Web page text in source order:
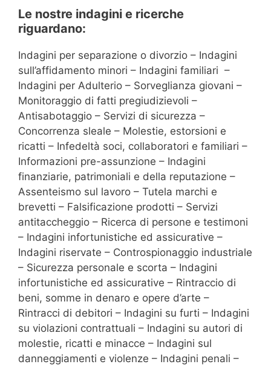
Le nostre indagini e ricerche
riguardano:
Indagini per separazione o divorzio – Indagini
sull’affidamento minori – Indagini familiari –
Indagini per Adulterio – Sorveglianza giovani –
Monitoraggio di fatti pregiudizievoli –
Antisabotaggio – Servizi di sicurezza –
Concorrenza sleale – Molestie, estorsioni e
ricatti – Infedeltà soci, collaboratori e familiari –
Informazioni pre-assunzione – Indagini
finanziarie, patrimoniali e della reputazione –
Assenteismo sul lavoro – Tutela marchi e
brevetti – Falsificazione prodotti – Servizi
antitaccheggio – Ricerca di persone e testimoni
– Indagini infortunistiche ed assicurative –
Indagini riservate – Controspionaggio industriale
– Sicurezza personale e scorta – Indagini
infortunistiche ed assicurative – Rintraccio di
beni, somme in denaro e opere d’arte –
Rintracci di debitori – Indagini su furti – Indagini
su violazioni contrattuali – Indagini su autori di
molestie, ricatti e minacce – Indagini sul
danneggiamenti e violenze – Indagini penali –